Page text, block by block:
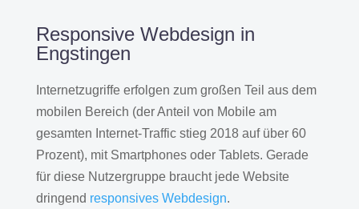
Responsive Webdesign in
Engstingen
Internetzugriffe erfolgen zum großen Teil aus dem
mobilen Bereich (der Anteil von Mobile am
gesamten Internet-Traffic stieg 2018 auf über 60
Prozent), mit Smartphones oder Tablets. Gerade
für diese Nutzergruppe braucht jede Website
dringend responsives Webdesign.